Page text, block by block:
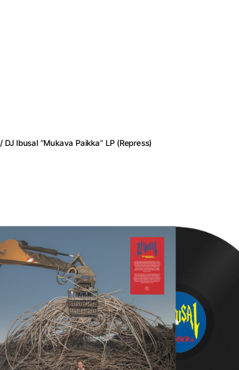
/ DJ Ibusal ”Mukava Paikka” LP (Repress)